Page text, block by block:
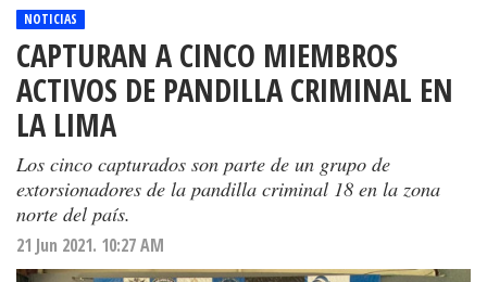
NOTICIAS
CAPTURAN A CINCO MIEMBROS
ACTIVOS DE PANDILLA CRIMINAL EN
LA LIMA
Los cinco capturados son parte de un grupo de
extorsionadores de la pandilla criminal 18 en la zona
norte del país.
21 Jun 2021. 10:27 AM